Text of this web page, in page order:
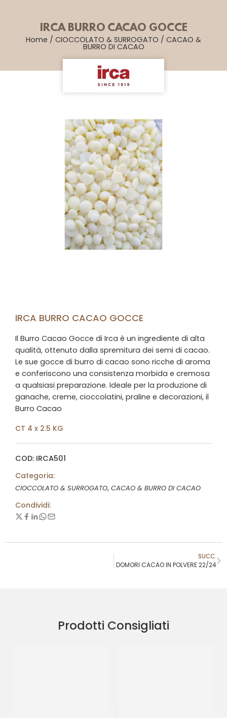
IRCA BURRO CACAO GOCCE
Home / CIOCCOLATO & SURROGATO / CACAO &
BURRO DI CACAO
IRCA BURRO CACAO GOCCE
Il Burro Cacao Gocce di Irca è un ingrediente di alta
qualità, ottenuto dalla spremitura dei semi di cacao.
Le sue gocce di burro di cacao sono ricche di aroma
e conferiscono una consistenza morbida e cremosa
a qualsiasi preparazione. Ideale per la produzione di
ganache, creme, cioccolatini, praline e decorazioni, il
Burro Cacao
CT 4 x 2.5 KG
COD: IRCA501
Categoria:
CIOCCOLATO & SURROGATO, CACAO & BURRO DI CACAO
Condividi:
SUCC.
DOMORI CACAO IN POLVERE 22/24
Prodotti Consigliati